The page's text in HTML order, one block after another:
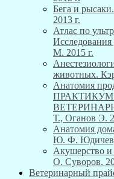
Бега и
2013 г.
Атлас по
М. 2015 г.
животных.
Анатомия
Т., Оганов Э.
Анатомия
Ю. Ф. Юдичев,
Акушерство и
О. Суворов.
Ветеринарный